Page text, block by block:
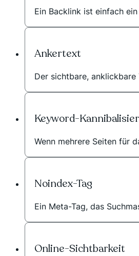
Ein Backlink ist einfach
Ankertext
Der sichtbare,
Keyword-
Wenn mehrere Seiten für
Noindex-Tag
Ein Meta-Tag, das
Online-Sichtbarkeit